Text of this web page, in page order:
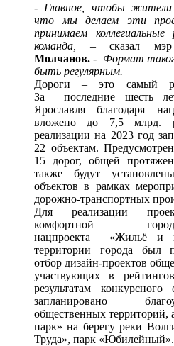
- Главное, чтобы жители
что мы делаем эти
принимаем
команда, – сказал
Молчанов. - Формат
быть регулярным.
Дороги – это самый
За последние шесть
Ярославля благодаря
вложено до 7,5 млрд.
реализации на 2023 год
22 объектам.
15 дорог, общей
также будут
объектов в рамках
дорожно-транспортных
Для реализации
комфортной
нацпроекта «Жильё и
территории города был
отбор дизайн-проектов
участвующих в
результатам
запланировано
общественных территорий,
парк» на берегу реки
Труда», парк «Юбилейный».